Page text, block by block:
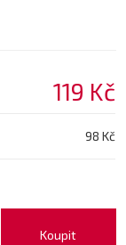
119 Kč
98 Kč
Koupit